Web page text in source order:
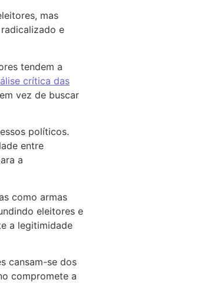
mas
e
tendem a
crítica das
vez de buscar
políticos.
entre
a
como armas
eleitores e
a legitimidade
cansam-se dos
compromete a